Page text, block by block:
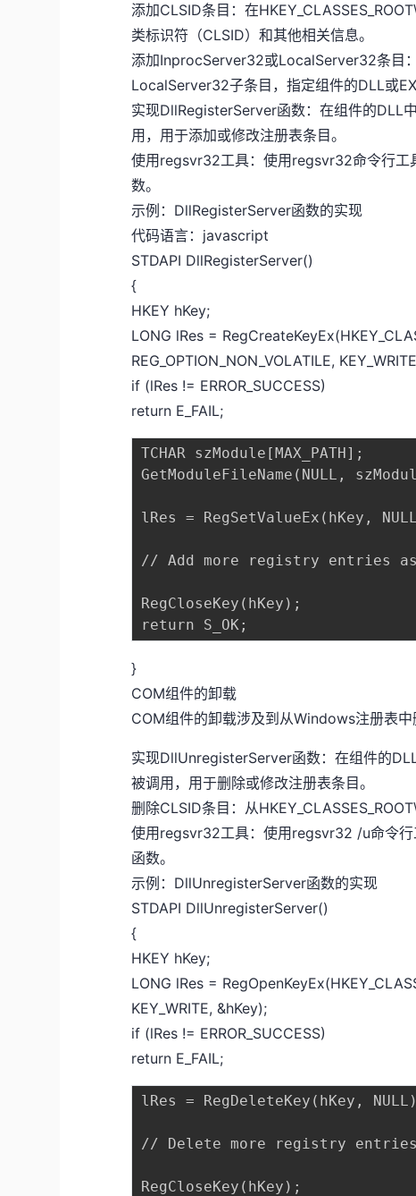
添加CLSID条目：在
类标识符（CLSID）和其他相关信息。
添加InprocServer32或LocalServer32条目
LocalServer32子条目，指定组件的DLL或
实现DllRegisterServer函数：在组件的DLL
用，用于添加或修改注册表条目。
使用regsvr32工具：使用regsvr32命令行工
数。
示例：DllRegisterServer函数的实现
代码语言：javascript
STDAPI DllRegisterServer()
{
HKEY hKey;
LONG lRes =
REG_OPTION_NON_VOLATILE,
if (lRes != ERROR_SUCCESS)
return E_FAIL;
TCHAR szModule[MAX_PATH];
GetModuleFileName(NULL,
lRes = RegSetValueEx(hKey,
// Add more registry entries as
RegCloseKey(hKey);
}
COM组件的卸载
COM组件的卸载涉及到从Windows注册表
实现DllUnregisterServer函数：在组件的
被调用，用于删除或修改注册表条目。
删除CLSID条目：从
使用regsvr32工具：使用regsvr32 /u命令
函数。
示例：DllUnregisterServer函数的实现
STDAPI DllUnregisterServer()
{
HKEY hKey;
LONG lRes =
KEY_WRITE, &hKey);
if (lRes != ERROR_SUCCESS)
return E_FAIL;
lRes = RegDeleteKey(hKey,
// Delete more registry entries
RegCloseKey(hKey);